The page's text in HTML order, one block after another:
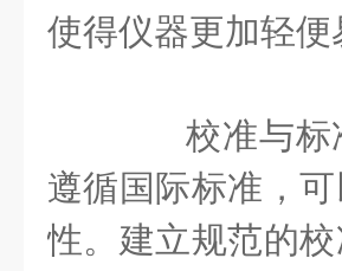
使得仪器更加轻便
校准与标准
遵循国际标准，
性。建立规范的